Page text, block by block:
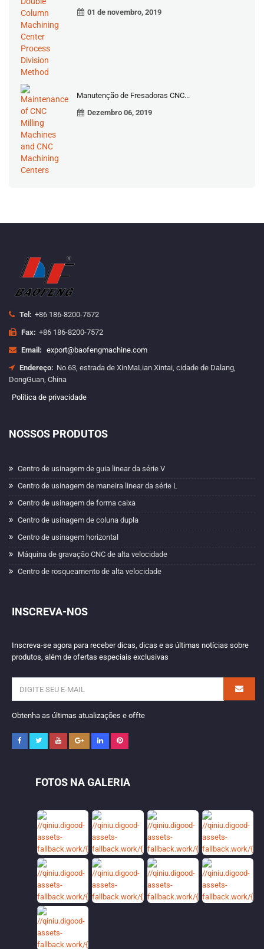
01 de novembro, 2019
Manutenção de Fresadoras CNC...
Dezembro 06, 2019
Tel: +86 186-8200-7572
Fax: +86 186-8200-7572
Email: export@baofengmachine.com
Endereço: No.63, estrada de XinMaLian Xintai, cidade de Dalang,
DongGuan, China
Política de privacidade
NOSSOS PRODUTOS
Centro de usinagem de guia linear da série V
Centro de usinagem de maneira linear da série L
Centro de usinagem de forma caixa
Centro de usinagem de coluna dupla
Centro de usinagem horizontal
Máquina de gravação CNC de alta velocidade
Centro de rosqueamento de alta velocidade
INSCREVA-NOS
Inscreva-se agora para receber dicas, dicas e as últimas notícias sobre
produtos, além de ofertas especiais exclusivas
Obtenha as últimas atualizações e offte
FOTOS NA GALERIA